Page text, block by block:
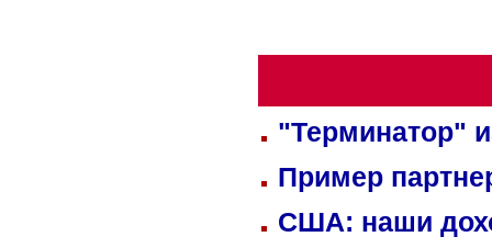
"Терминатор"
Пример
США: наши